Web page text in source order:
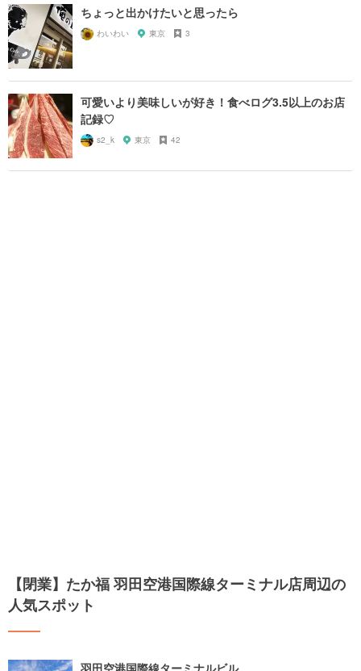
ちょっと出かけたいと思ったら
わいわい 東京 3
可愛いより美味しいが好き！食べログ3.5以上のお店
記録♡
s2_k 東京 42
【閉業】たか福 羽田空港国際線ターミナル店周辺の
人気スポット
羽田空港国際線ターミナルビル